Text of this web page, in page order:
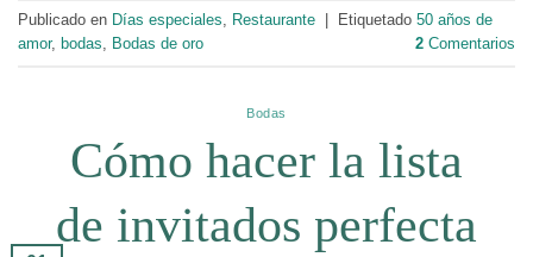
Publicado en Días especiales Restaurante Etiquetado 50 años de
amor, bodas Bodas de oro 2 Comentarios
Bodas
Cómo hacer la lista
de invitados perfecta